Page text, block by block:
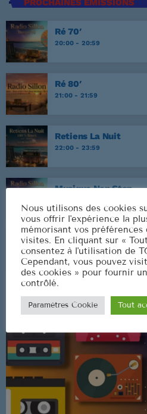
PROCHAINES ÉMISSIONS
Ré 70′
20:00 - 20:59
Ré 80′
21:00 - 21:59
Retiens La Nuit
22:00 - 23:59
Musique Non Stop
Ré 70′
20:00 - 20:59
CLASSEMENT
Nous utilisons des cookies
vous offrir l'expérience la
mémorisant vos
visites. En cliquant sur «
consentez à l'utilisation de
Cependant, vous pouvez
des cookies » pour fournir
contrôlé.
Paramètres Cookie Tout